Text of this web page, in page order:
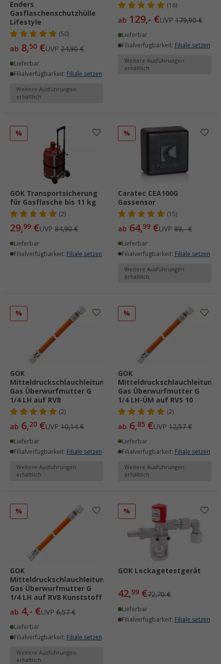
Enders
Gasflaschenschutzhülle
Lifestyle
(50)
ab 8,50 €UVP 24,90 €
Lieferbar
Filialverfügbarkeit: Filiale setzen
Weitere Ausführungen
erhältlich
(16)
ab 129,- €UVP 179,90 €
Lieferbar
Filialverfügbarkeit: Filiale setzen
Weitere Ausführungen
erhältlich
%
GOK Transportsicherung
für Gasflasche bis 11 kg
(2)
29,99 €UVP 84,90 €
Lieferbar
Filialverfügbarkeit: Filiale setzen
%
Caratec CEA100G
Gassensor
(15)
ab 64,99 €UVP 89,- €
Lieferbar
Filialverfügbarkeit: Filiale setzen
Weitere Ausführungen
erhältlich
%
GOK
Mitteldruckschlauchleitung
Gas Überwurfmutter G
1/4 LH auf RV8
(2)
ab 6,20 €UVP 10,14 €
Lieferbar
Filialverfügbarkeit: Filiale setzen
Weitere Ausführungen
erhältlich
%
GOK
Mitteldruckschlauchleitung
Gas Überwurfmutter G
1/4 LH-ÜM auf RVS 10
(2)
ab 6,85 €UVP 12,57 €
Lieferbar
Filialverfügbarkeit: Filiale setzen
Weitere Ausführungen
erhältlich
%
GOK
Mitteldruckschlauchleitung
Gas Überwurfmutter G
1/4 LH auf RV8 Kunststoff
ab 4,- €UVP 6,57 €
Lieferbar
Filialverfügbarkeit: Filiale setzen
Weitere Ausführungen
erhältlich
%
GOK Leckagetestgerät
42,99 €72,70 €
Lieferbar
Filialverfügbarkeit: Filiale setzen